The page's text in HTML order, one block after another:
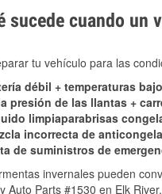
sucede cuando un
tu vehículo para las
débil + temperaturas
presión de las llantas +
limpiaparabrisas
incorrecta de
de suministros de
invernales pueden
Auto Parts #1530 en Elk